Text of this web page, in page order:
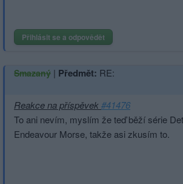
Přihlásit se a odpovědět
Smazaný | Předmět: RE:
Reakce na příspěvek#41476
To ani nevím, myslím že teď běží série
Endeavour Morse, takže asi zkusím to.